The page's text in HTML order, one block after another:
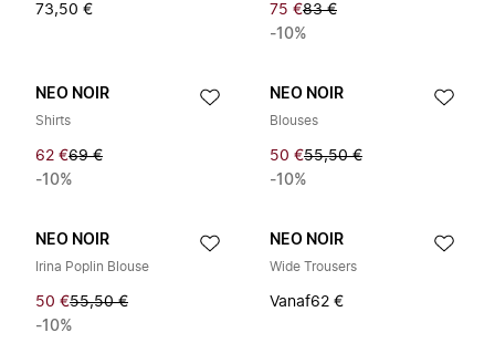
73,50 € 75 €83 €
-10%
NEO NOIR
Shirts
62 €69 €
-10%
NEO NOIR
Blouses
50 €55,50 €
-10%
NEO NOIR
Irina Poplin Blouse
50 €55,50 €
-10%
NEO NOIR
Wide Trousers
Vanaf62 €